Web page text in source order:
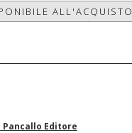
ALL'ACQUISTO
Pancallo Editore